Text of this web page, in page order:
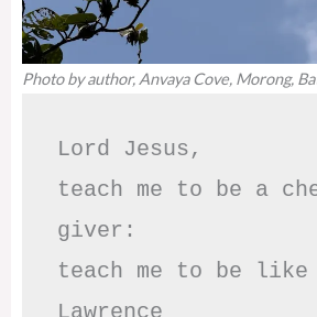
Photo by author, Anvaya Cove, Morong,
Lord Jesus,
teach me to be a
giver:
teach me to be like
Lawrence